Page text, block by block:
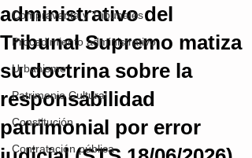
Compraventa y Tribunales
Procedimiento administrativo
Urbanismo
Patrimonio Cultural
Constitución
Contratación pública
administrativo del
Tribunal Supremo matiza
su doctrina sobre la
responsabilidad
patrimonial por error